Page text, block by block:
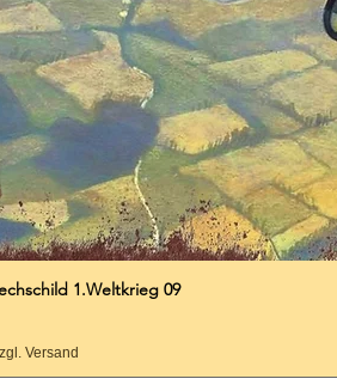
1.Weltkrieg 09
Versand